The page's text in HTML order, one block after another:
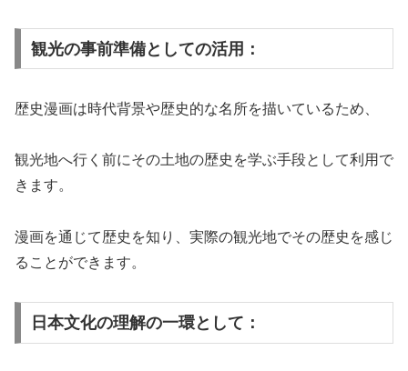
観光の事前準備としての活用：
歴史漫画は時代背景や歴史的な名所を描いているため、
観光地へ行く前にその土地の歴史を学ぶ手段として利用で
きます。
漫画を通じて歴史を知り、実際の観光地でその歴史を感じ
ることができます。
日本文化の理解の一環として：